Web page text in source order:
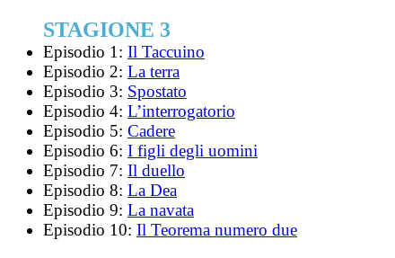
STAGIONE 3
Episodio 1: Il Taccuino
Episodio 2: La terra
Episodio 3: Spostato
Episodio 4: L’interrogatorio
Episodio 5: Cadere
Episodio 6: I figli degli uomini
Episodio 7: Il duello
Episodio 8: La Dea
Episodio 9: La navata
Episodio 10: Il Teorema numero due